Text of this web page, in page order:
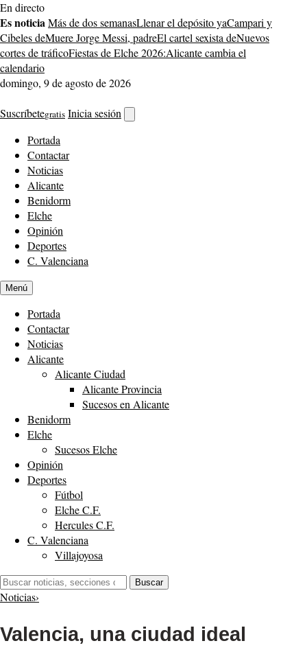
Saltar
al
contenido
En directo
Es noticiaMás de dos semanasLlenar el depósito yaCampari y
Cibeles deMuere Jorge Messi, padreEl cartel sexista deNuevos
cortes de tráficoFiestas de Elche 2026:Alicante cambia el
calendario
domingo, 9 de agosto de 2026
Suscríbetegratis Inicia sesión
buscador
Portada
Contactar
Noticias
Alicante
Benidorm
Elche
Opinión
Deportes
C. Valenciana
Menú
Portada
Contactar
Noticias
Alicante
Alicante Ciudad
Alicante Provincia
Sucesos en Alicante
Benidorm
Elche
Sucesos Elche
Opinión
Deportes
Fútbol
Elche C.F.
Hercules C.F.
C. Valenciana
Villajoyosa
Buscar:
Buscar
Noticias›
Valencia, una ciudad ideal